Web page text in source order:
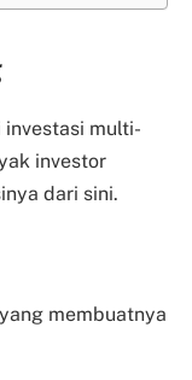
multi-
investor
dari sini.
membuatnya